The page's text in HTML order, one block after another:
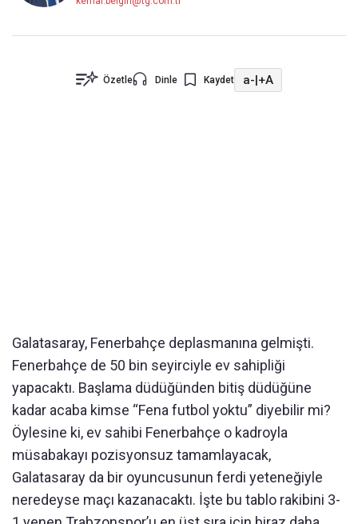
Özetle Dinle Kaydet a-|+A
Galatasaray, Fenerbahçe deplasmanına gelmişti.
Fenerbahçe de 50 bin seyirciyle ev sahipliği
yapacaktı. Başlama düdüğünden bitiş düdüğüne
kadar acaba kimse “Fena futbol yoktu” diyebilir mi?
Öylesine ki, ev sahibi Fenerbahçe o kadroyla
müsabakayı pozisyonsuz tamamlayacak,
Galatasaray da bir oyuncusunun ferdi yeteneğiyle
neredeyse maçı kazanacaktı. İşte bu tablo rakibini 3-